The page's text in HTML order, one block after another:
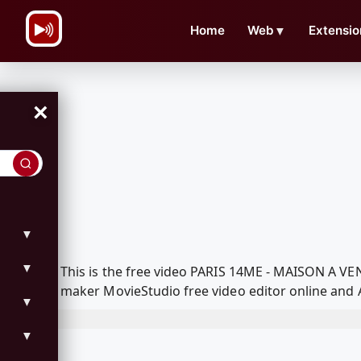
Home Web ▼
×
▼
▼
▼
▼
This is the free video PARIS 14ME - MAISON A
maker MovieStudio free video editor online